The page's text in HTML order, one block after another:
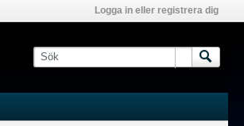
Logga in eller registrera dig